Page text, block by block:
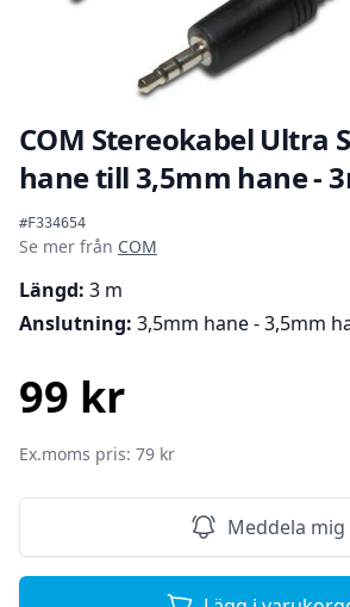
COM Stereokabel Ultra
hane till 3,5mm hane -
#F334654
Produktinformation
Se mer från COM
Längd: 3 m
Anslutning: 3,5mm hane - 3,5mm
99 kr
Ex.moms pris: 79 kr
Meddela mig